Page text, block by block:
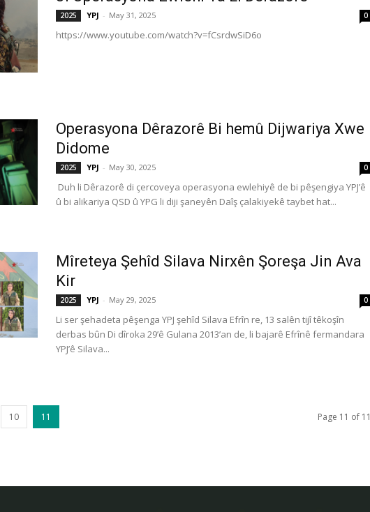
2025 YPJ - May 31, 2025 0
https://www.youtube.com/watch?v=fCsrdwSiD6o
Operasyona Dêrazorê Bi hemû Dijwariya Xwe
Didome
2025 YPJ - May 30, 2025 0
Duh li Dêrazorê di çercoveya operasyona ewlehiyê de bi pêşengiya YPJ’ê
û bi alikariya QSD û YPG li diji şaneyên Daîş çalakiyekê taybet hat...
Mîreteya Şehîd Silava Nirxên Şoreşa Jin Ava
Kir
2025 YPJ - May 29, 2025 0
Li ser şehadeta pêşenga YPJ şehîd Silava Efrîn re, 13 salên tijî têkoşîn
derbas bûn Di dîroka 29’ê Gulana 2013’an de, li bajarê Efrînê fermandara
YPJ’ê Silava...
10 11 Page 11 of 11